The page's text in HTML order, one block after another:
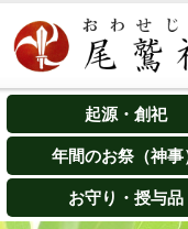
起源・創祀
年間のお祭（神事
お守り・授与品